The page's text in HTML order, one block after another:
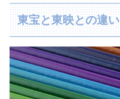
東宝と東映との違い